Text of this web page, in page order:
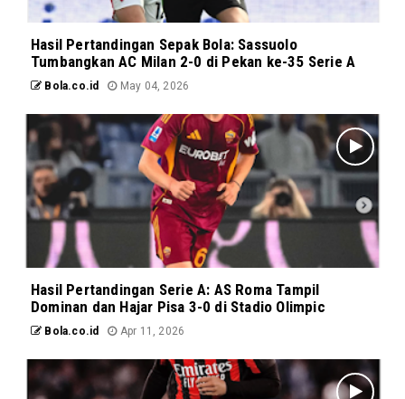
Hasil Pertandingan Sepak Bola: Sassuolo
Tumbangkan AC Milan 2-0 di Pekan ke-35 Serie A
Bola.co.id May 04, 2026
Hasil Pertandingan Serie A: AS Roma Tampil
Dominan dan Hajar Pisa 3-0 di Stadio Olimpic
Bola.co.id Apr 11, 2026